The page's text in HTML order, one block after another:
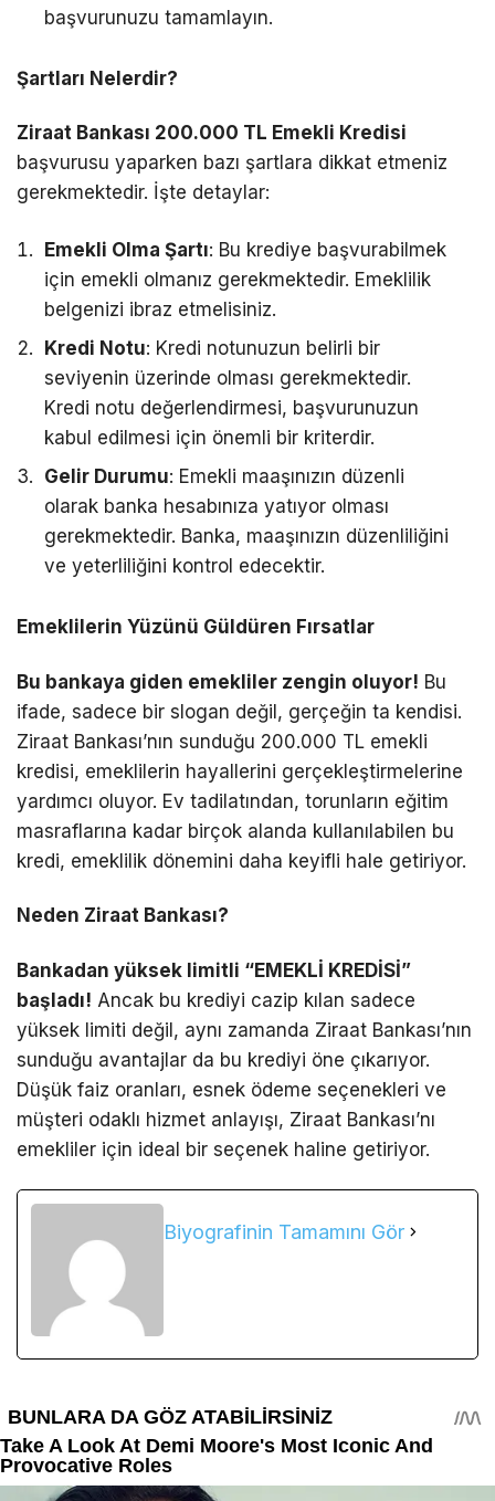
başvurunuzu tamamlayın.
Şartları Nelerdir?
Ziraat Bankası 200.000 TL Emekli Kredisi
başvurusu yaparken bazı şartlara dikkat etmeniz
gerekmektedir. İşte detaylar:
Emekli Olma Şartı: Bu krediye başvurabilmek
için emekli olmanız gerekmektedir. Emeklilik
belgenizi ibraz etmelisiniz.
Kredi Notu: Kredi notunuzun belirli bir
seviyenin üzerinde olması gerekmektedir.
Kredi notu değerlendirmesi, başvurunuzun
kabul edilmesi için önemli bir kriterdir.
Gelir Durumu: Emekli maaşınızın düzenli
olarak banka hesabınıza yatıyor olması
gerekmektedir. Banka, maaşınızın düzenliliğini
ve yeterliliğini kontrol edecektir.
Emeklilerin Yüzünü Güldüren Fırsatlar
Bu bankaya giden emekliler zengin oluyor! Bu
ifade, sadece bir slogan değil, gerçeğin ta kendisi.
Ziraat Bankası’nın sunduğu 200.000 TL emekli
kredisi, emeklilerin hayallerini gerçekleştirmelerine
yardımcı oluyor. Ev tadilatından, torunların eğitim
masraflarına kadar birçok alanda kullanılabilen bu
kredi, emeklilik dönemini daha keyifli hale getiriyor.
Neden Ziraat Bankası?
Bankadan yüksek limitli “EMEKLİ KREDİSİ”
başladı! Ancak bu krediyi cazip kılan sadece
yüksek limiti değil, aynı zamanda Ziraat Bankası’nın
sunduğu avantajlar da bu krediyi öne çıkarıyor.
Düşük faiz oranları, esnek ödeme seçenekleri ve
müşteri odaklı hizmet anlayışı, Ziraat Bankası’nı
emekliler için ideal bir seçenek haline getiriyor.
Biyografinin Tamamını Gör